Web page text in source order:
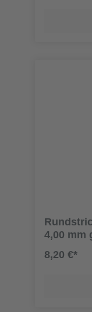
4,00 mm
8,20 €*